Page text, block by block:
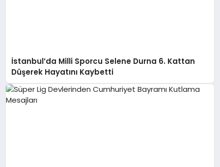
İstanbul’da Milli Sporcu Selene Durna 6. Kattan
Düşerek Hayatını Kaybetti